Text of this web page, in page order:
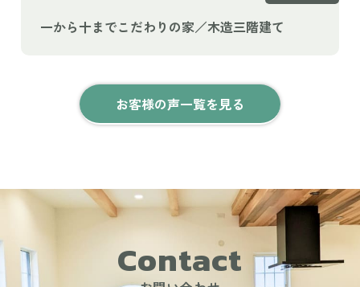
一から十までこだわりの家／木造三階建て
お客様の声一覧を見る
Contact